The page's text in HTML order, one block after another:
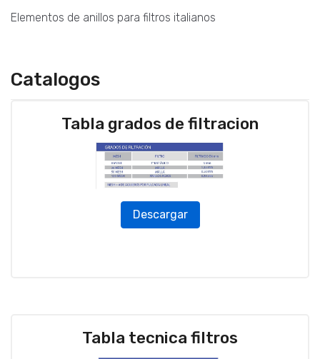
Elementos de anillos para filtros italianos
Catalogos
Tabla grados de filtracion
Descargar
Tabla tecnica filtros